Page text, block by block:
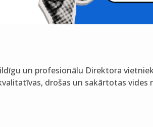
un profesionālu Direktora
drošas un sakārtotas vides